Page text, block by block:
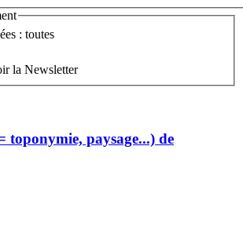
: toutes
la Newsletter
toponymie, paysage...) de